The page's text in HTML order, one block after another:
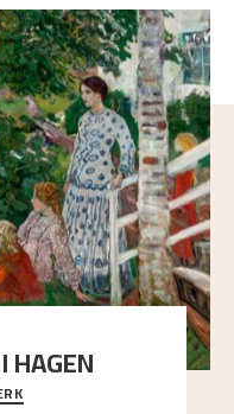
HAGEN
under de store